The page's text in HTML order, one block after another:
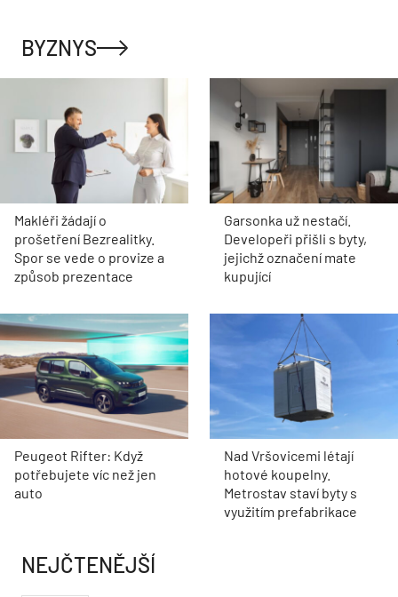
BYZNYS
Makléři žádají o
prošetření Bezrealitky.
Spor se vede o provize a
způsob prezentace
Garsonka už nestačí.
Developeři přišli s byty,
jejichž označení mate
kupující
Peugeot Rifter: Když
potřebujete víc než jen
auto
Nad Vršovicemi létají
hotové koupelny.
Metrostav staví byty s
využitím prefabrikace
NEJČTENĚJŠÍ